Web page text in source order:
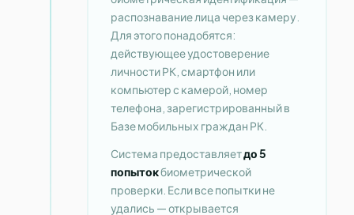
распознавание лица через камеру.
Для этого понадобятся:
действующее удостоверение
личности РК, смартфон или
компьютер с камерой, номер
телефона, зарегистрированный в
Базе мобильных граждан РК.
Система предоставляетдо 5
попытокбиометрической
проверки. Если все попытки не
удались — открывается